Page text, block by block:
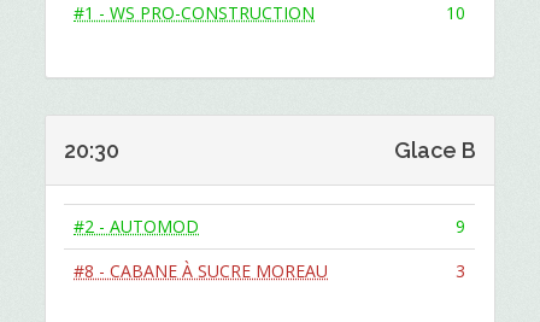
#1 - WS PRO-CONSTRUCTION
10
20:30 Glace B
#2 - AUTOMOD
9
#8 - CABANE À SUCRE MOREAU
3